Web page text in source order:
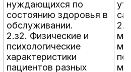
нуждающихся по
состоянию здоровья в
обслуживании.
2.з2. Физические и
психологические
характеристики
пациентов разных
по